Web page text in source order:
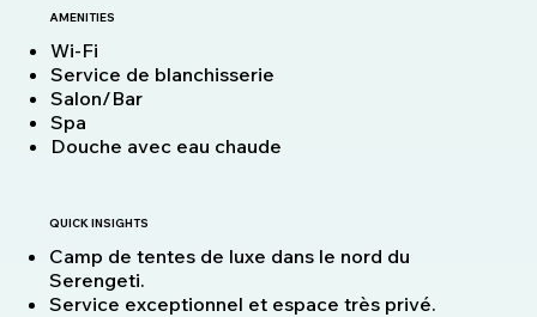
AMENITIES
Wi-Fi
Service de blanchisserie
Salon/Bar
Spa
Douche avec eau chaude
QUICK INSIGHTS
Camp de tentes de luxe dans le nord du
Serengeti.
Service exceptionnel et espace très privé.